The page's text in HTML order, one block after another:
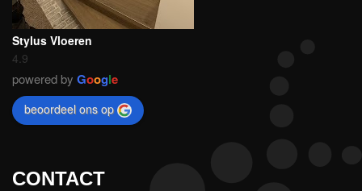
Stylus Vloeren
4.9
powered by Google
beoordeel ons op
CONTACT